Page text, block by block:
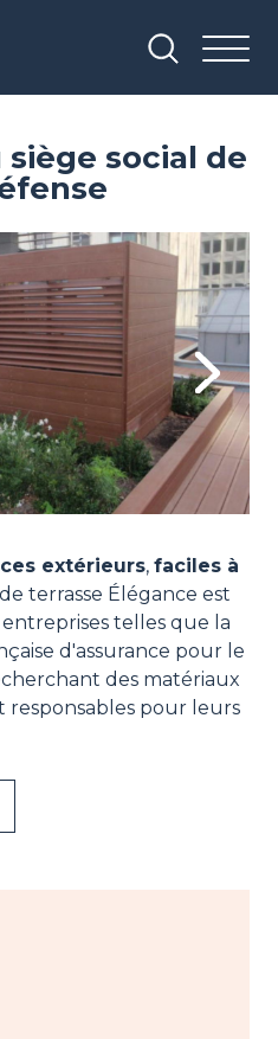
siège social de
Next
extérieurs, faciles à
terrasse Élégance est
telles que la
d'assurance pour le
des matériaux
responsables pour leurs